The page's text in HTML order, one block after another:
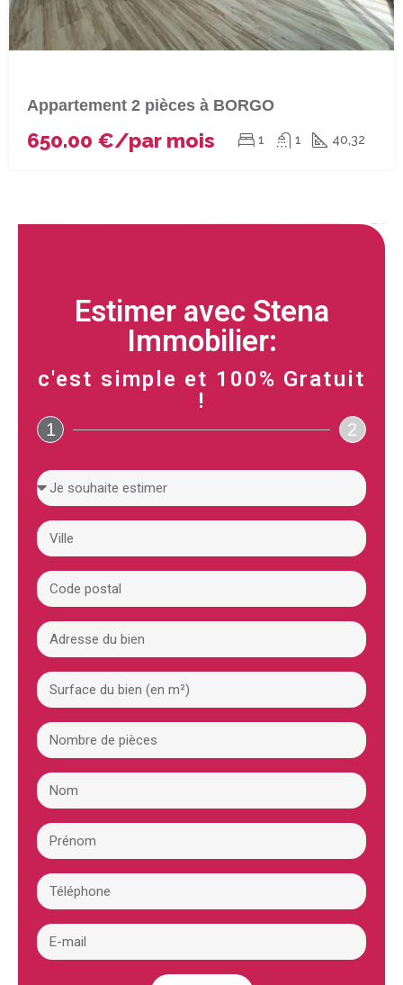
Appartement 2 pièces à BORGO
650.00 €/par mois 1 1 40,32
Estimer avec Stena
Immobilier:
c'est simple et 100% Gratuit
!
1 2